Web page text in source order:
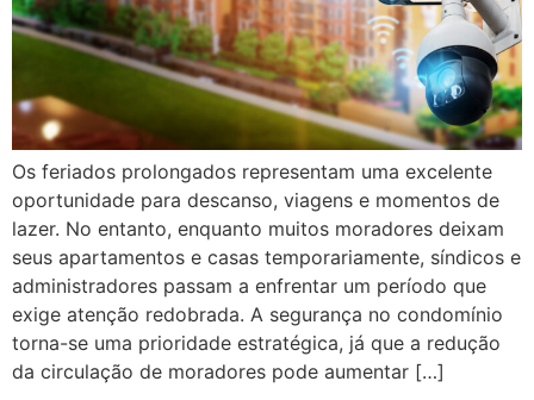
Os feriados prolongados representam uma excelente
oportunidade para descanso, viagens e momentos de
lazer. No entanto, enquanto muitos moradores deixam
seus apartamentos e casas temporariamente, síndicos e
administradores passam a enfrentar um período que
exige atenção redobrada. A segurança no condomínio
torna-se uma prioridade estratégica, já que a redução
da circulação de moradores pode aumentar […]